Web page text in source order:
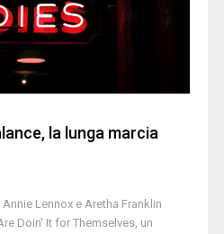
la lunga marcia
Lennox e Aretha Franklin
Doin' It for Themselves, un